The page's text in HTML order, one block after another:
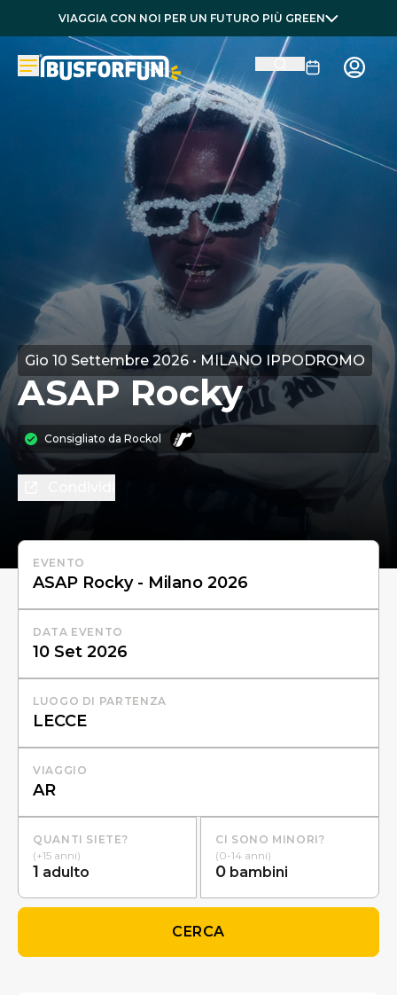
VIAGGIA CON NOI PER UN FUTURO PIÙ GREEN
Gio 10 Settembre 2026 • MILANO IPPODROMO
ASAP Rocky
Consigliato da Rockol
EVENTO
DATA EVENTO
LUOGO DI PARTENZA
VIAGGIO
QUANTI SIETE?
(+15 anni)
1 adulto
CI SONO MINORI?
(0-14 anni)
0 bambini
CERCA